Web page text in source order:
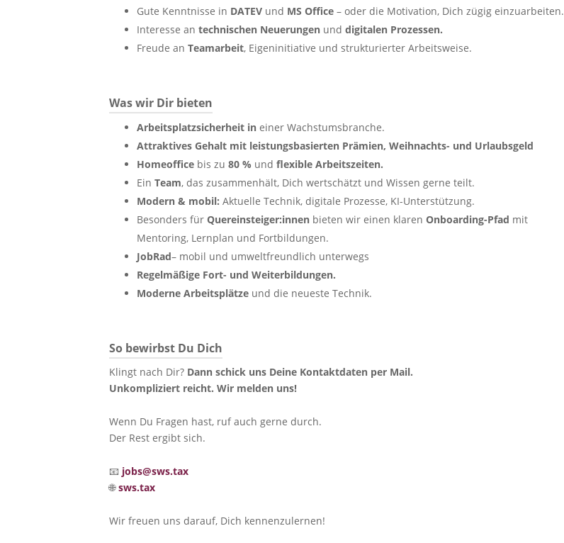
Gute Kenntnisse in DATEV und MS Office – oder die Motivation, Dich zügig einzuarbeiten.
Interesse antechnischen Neuerungen unddigitalen Prozessen.
Freude anTeamarbeit, Eigeninitiative und strukturierter Arbeitsweise.
Was wir Dir bieten
Arbeitsplatzsicherheit in einer Wachstumsbranche.
Attraktives Gehalt mit leistungsbasierten Prämien, Weihnachts- und Urlaubsgeld
Homeoffice bis zu80 % undflexible Arbeitszeiten.
EinTeam, das zusammenhält, Dich wertschätzt und Wissen gerne teilt.
Modern & mobil:Aktuelle Technik, digitale Prozesse, KI-Unterstützung.
Besonders fürQuereinsteiger:innen bieten wir einen klarenOnboarding-Pfad mit
Mentoring, Lernplan und Fortbildungen.
JobRad– mobil und umweltfreundlich unterwegs
Regelmäßige Fort- und Weiterbildungen.
Moderne Arbeitsplätze und die neueste Technik.
So bewirbst Du Dich
Klingt nach Dir? Dann schick uns Deine Kontaktdaten per Mail.
Unkompliziert reicht. Wir melden uns!
Wenn Du Fragen hast, ruf auch gerne durch.
Der Rest ergibt sich.
📧 jobs@sws.tax
🌐 sws.tax
Wir freuen uns darauf, Dich kennenzulernen!